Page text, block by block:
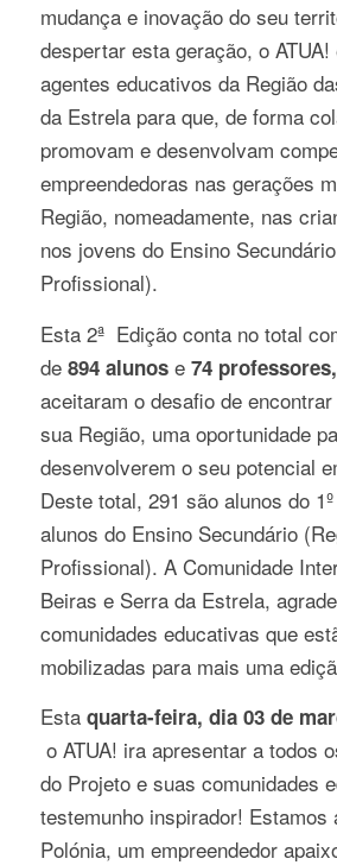
mudança e inovação do seu
despertar esta geração, o
agentes educativos da Região
da Estrela para que, de forma
promovam e desenvolvam
empreendedoras nas gerações
Região, nomeadamente, nas
nos jovens do Ensino
Profissional).
Esta 2ª Edição conta no total
de 894 alunose 74 professores,
aceitaram o desafio de
sua Região, uma oportunidade
desenvolverem o seu potencial
Deste total, 291 são alunos do
alunos do Ensino Secundário
Profissional). A Comunidade
Beiras e Serra da Estrela,
comunidades educativas que
mobilizadas para mais uma
Esta quarta-feira, dia 03 de
o ATUA! ira apresentar a todos
do Projeto e suas comunidades
testemunho inspirador! Estamos
Polónia, um empreendedor